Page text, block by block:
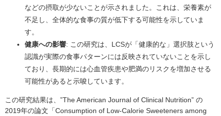
などの摂取が少ないことが示されました。これは、栄養素が
不足し、全体的な食事の質が低下する可能性を示していま
す。
健康への影響: この研究は、LCSが「健康的な」選択肢という
認識が実際の食事パターンには反映されていないことを示し
ており、長期的には心血管疾患や肥満のリスクを増加させる
可能性があると示唆しています。
この研究結果は、”The American Journal of Clinical Nutrition” の
2019年の論文「Consumption of Low-Calorie Sweeteners among